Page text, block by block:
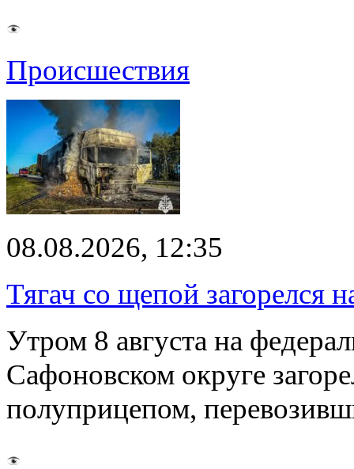
Происшествия
08.08.2026, 12:35
Тягач со щепой загорелся
Утром 8 августа на
Сафоновском округе
полуприцепом,